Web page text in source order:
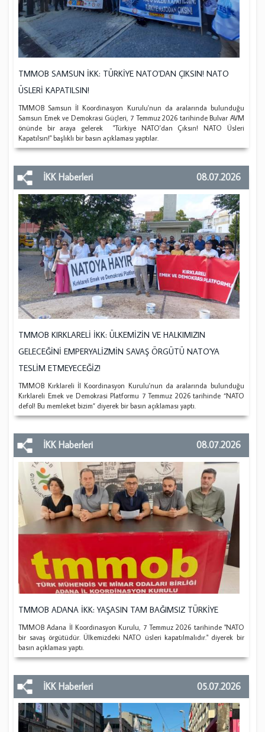
TMMOB SAMSUN İKK: TÜRKİYE NATO'DAN ÇIKSIN! NATO
ÜSLERİ KAPATILSIN!
TMMOB Samsun İl Koordinasyon Kurulu'nun da aralarında bulunduğu
Samsun Emek ve Demokrasi Güçleri, 7 Temmuz 2026 tarihinde Bulvar AVM
önünde bir araya gelerek "Türkiye NATO'dan Çıksın! NATO Üsleri
Kapatılsın!" başlıklı bir basın açıklaması yaptılar.
İKK Haberleri 08.07.2026
TMMOB KIRKLARELİ İKK: ÜLKEMİZİN VE HALKIMIZIN
GELECEĞİNİ EMPERYALİZMİN SAVAŞ ÖRGÜTÜ NATO'YA
TESLİM ETMEYECEĞİZ!
TMMOB Kırklareli İl Koordinasyon Kurulu'nun da aralarında bulunduğu
Kırklareli Emek ve Demokrasi Platformu 7 Temmuz 2026 tarihinde “NATO
defol! Bu memleket bizim” diyerek bir basın açıklaması yaptı.
İKK Haberleri 08.07.2026
TMMOB ADANA İKK: YAŞASIN TAM BAĞIMSIZ TÜRKİYE
TMMOB Adana İl Koordinasyon Kurulu, 7 Temmuz 2026 tarihinde "NATO
bir savaş örgütüdür. Ülkemizdeki NATO üsleri kapatılmalıdır." diyerek bir
basın açıklaması yaptı.
İKK Haberleri 05.07.2026